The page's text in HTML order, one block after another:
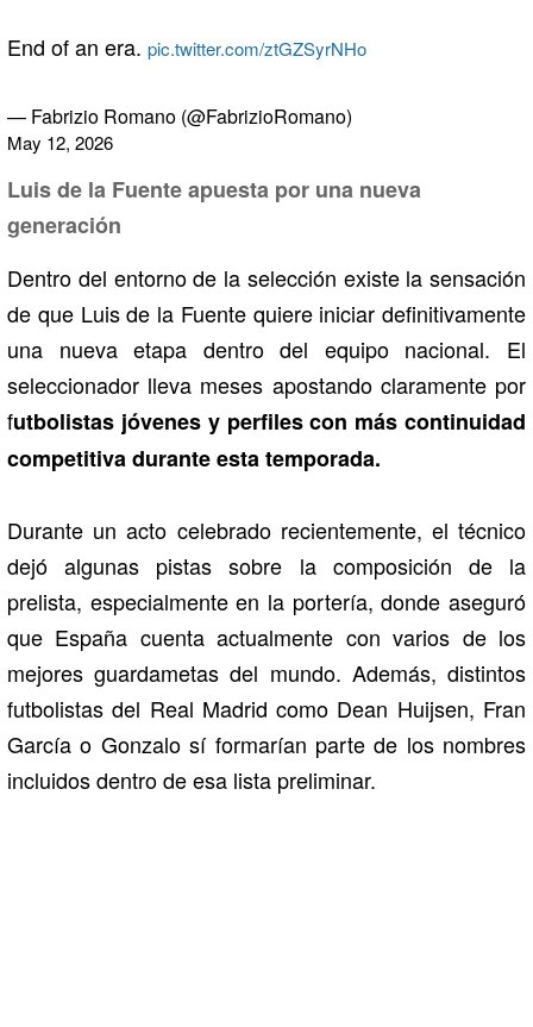
End of an era. pic.twitter.com/ztGZSyrNHo
— Fabrizio Romano (@FabrizioRomano)
May 12, 2026
Luis de la Fuente apuesta por una nueva
generación
Dentro del entorno de la selección existe la sensación
de que Luis de la Fuente quiere iniciar definitivamente
una nueva etapa dentro del equipo nacional. El
seleccionador lleva meses apostando claramente por
futbolistas jóvenes y perfiles con más continuidad
competitiva durante esta temporada.
Durante un acto celebrado recientemente, el técnico
dejó algunas pistas sobre la composición de la
prelista, especialmente en la portería, donde aseguró
que España cuenta actualmente con varios de los
mejores guardametas del mundo. Además, distintos
futbolistas del Real Madrid como Dean Huijsen, Fran
García o Gonzalo sí formarían parte de los nombres
incluidos dentro de esa lista preliminar.